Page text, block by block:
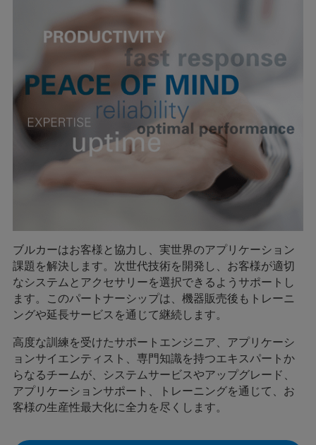
ブルカーはお客様と協力し、実世界のアプリケーション
課題を解決します。次世代技術を開発し、お客様が適切
なシステムとアクセサリーを選択できるようサポートし
ます。このパートナーシップは、機器販売後もトレーニ
ングや延長サービスを通じて継続します。
高度な訓練を受けたサポートエンジニア、アプリケーシ
ョンサイエンティスト、専門知識を持つエキスパートか
らなるチームが、システムサービスやアップグレード、
アプリケーションサポート、トレーニングを通じて、お
客様の生産性最大化に全力を尽くします。